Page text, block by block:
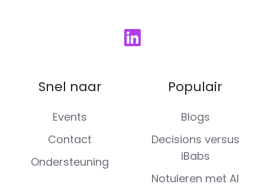
Snel naar
Events
Contact
Ondersteuning
Populair
Blogs
Decisions versus
iBabs
Notuleren met AI